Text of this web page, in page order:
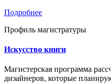
Подробнее
Профиль магистратуры
Искусство книги
Магистерская программа
дизайнеров, которые